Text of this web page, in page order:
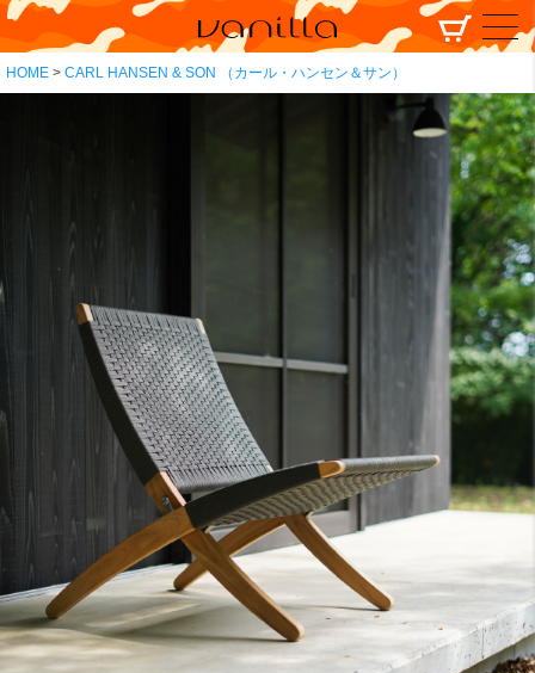
HOME CARL HANSEN & SON （カール・ハンセン＆サン）